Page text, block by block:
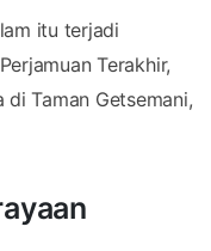
itu terjadi
Terakhir,
Taman Getsemani,